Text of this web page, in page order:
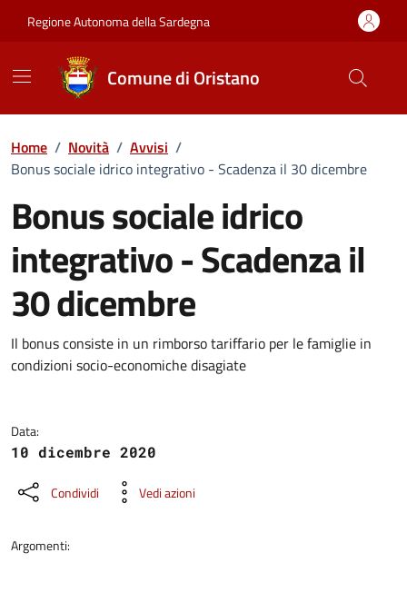
Regione Autonoma della Sardegna
Comune di Oristano
Home / Novità / Avvisi /
Bonus sociale idrico integrativo - Scadenza il 30 dicembre
Bonus sociale idrico
integrativo - Scadenza il
30 dicembre
Dettagli della notizia
Il bonus consiste in un rimborso tariffario per le famiglie in
condizioni socio-economiche disagiate
Data:
10 dicembre 2020
Condividi Vedi azioni
Argomenti: